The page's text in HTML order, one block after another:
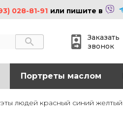
028-81-91 или пишите в
Заказать
звонок
Портреты маслом
людей красный синий желтый
ИНФОРМАЦИЯ
на холсте